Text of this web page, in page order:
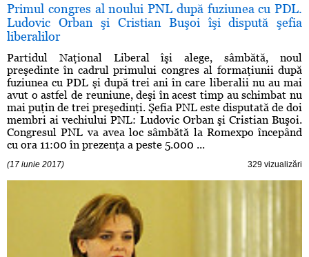
Primul congres al noului PNL după fuziunea cu PDL.
Ludovic Orban şi Cristian Buşoi îşi dispută şefia
liberalilor
Partidul Naţional Liberal îşi alege, sâmbătă, noul
preşedinte în cadrul primului congres al formaţiunii după
fuziunea cu PDL şi după trei ani în care liberalii nu au mai
avut o astfel de reuniune, deşi în acest timp au schimbat nu
mai puţin de trei preşedinţi. Şefia PNL este disputată de doi
membri ai vechiului PNL: Ludovic Orban şi Cristian Buşoi.
Congresul PNL va avea loc sâmbătă la Romexpo începând
cu ora 11:00 în prezenţa a peste 5.000 ...
(17 iunie 2017) 329 vizualizări